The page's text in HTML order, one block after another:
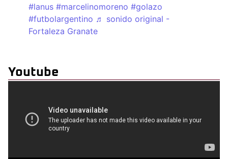
#lanus #marcelinomoreno #golazo
#futbolargentino ♬ sonido original -
Fortaleza Granate
Youtube